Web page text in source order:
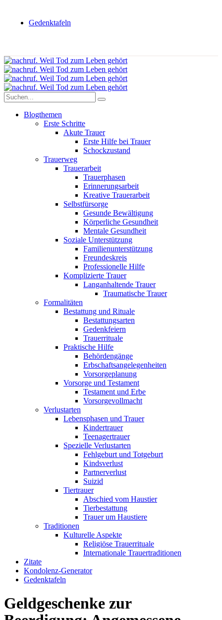
Gedenktafeln
Blogthemen
Erste Schritte
Akute Trauer
Erste Hilfe bei Trauer
Schockzustand
Trauerweg
Trauerarbeit
Trauerphasen
Erinnerungsarbeit
Kreative Trauerarbeit
Selbstfürsorge
Gesunde Bewältigung
Körperliche Gesundheit
Mentale Gesundheit
Soziale Unterstützung
Familienunterstützung
Freundeskreis
Professionelle Hilfe
Komplizierte Trauer
Langanhaltende Trauer
Traumatische Trauer
Formalitäten
Bestattung und Rituale
Bestattungsarten
Gedenkfeiern
Trauerrituale
Praktische Hilfe
Behördengänge
Erbschaftsangelegenheiten
Vorsorgeplanung
Vorsorge und Testament
Testament und Erbe
Vorsorgevollmacht
Verlustarten
Lebensphasen und Trauer
Kindertrauer
Teenagertrauer
Spezielle Verlustarten
Fehlgeburt und Totgeburt
Kindsverlust
Partnerverlust
Suizid
Tiertrauer
Abschied vom Haustier
Tierbestattung
Trauer um Haustiere
Traditionen
Kulturelle Aspekte
Religiöse Trauerrituale
Internationale Trauertraditionen
Zitate
Kondolenz-Generator
Gedenktafeln
Geldgeschenke zur